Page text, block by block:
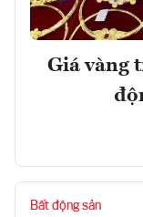
Giá vàng
Bất động sản